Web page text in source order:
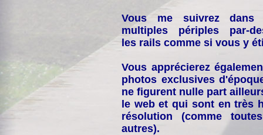
Vous me suivrez dans
multiples périples par-
les rails comme si vous y
Vous apprécierez
photos exclusives
ne figurent nulle part
le web et qui sont en très
résolution (comme
autres).